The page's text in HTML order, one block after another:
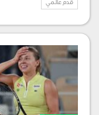
قدم عالمي